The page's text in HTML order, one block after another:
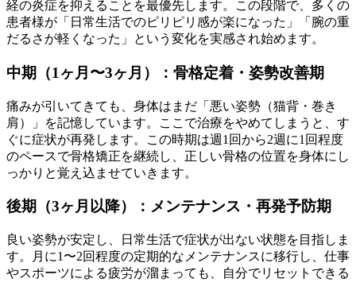
経の炎症を抑えることを最優先します。この段階で、多くの
患者様が「日常生活でのピリピリ感が楽になった」「腕の重
だるさが軽くなった」という変化を実感され始めます。
中期（1ヶ月〜3ヶ月）：骨格定着・姿勢改善期
痛みが引いてきても、身体はまだ「悪い姿勢（猫背・巻き
肩）」を記憶しています。ここで治療をやめてしまうと、す
ぐに症状が再発します。この時期は週1回から2週に1回程度
のペースで骨格矯正を継続し、正しい骨格の位置を身体にし
っかりと覚え込ませていきます。
後期（3ヶ月以降）：メンテナンス・再発予防期
良い姿勢が安定し、日常生活で症状が出ない状態を目指しま
す。月に1〜2回程度の定期的なメンテナンスに移行し、仕事
やスポーツによる疲労が溜まっても、自分でリセットできる